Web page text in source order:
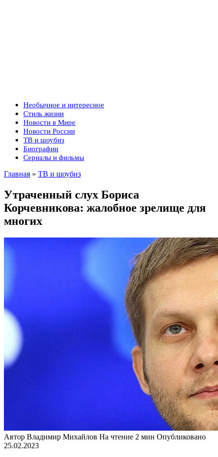
Необычное и интересное
Стиль жизни
Новости в Мире
Новости России
ТВ и шоубиз
Биографии
Сериалы и фильмы
Главная » ТВ и шоубиз
Утраченный слух Бориса
Корчевникова: жалобное зрелище для
многих
Автор Владимир Михайлов На чтение 2 мин Опубликовано
25.02.2023